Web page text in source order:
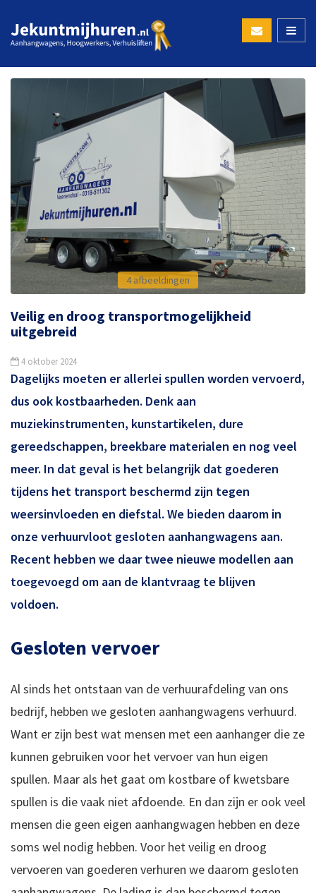
4 afbeeldingen
Veilig en droog transportmogelijkheid
uitgebreid
4 oktober 2024
Dagelijks moeten er allerlei spullen worden vervoerd,
dus ook kostbaarheden. Denk aan
muziekinstrumenten, kunstartikelen, dure
gereedschappen, breekbare materialen en nog veel
meer. In dat geval is het belangrijk dat goederen
tijdens het transport beschermd zijn tegen
weersinvloeden en diefstal. We bieden daarom in
onze verhuurvloot gesloten aanhangwagens aan.
Recent hebben we daar twee nieuwe modellen aan
toegevoegd om aan de klantvraag te blijven
voldoen.
Gesloten vervoer
Al sinds het ontstaan van de verhuurafdeling van ons
bedrijf, hebben we gesloten aanhangwagens verhuurd.
Want er zijn best wat mensen met een aanhanger die ze
kunnen gebruiken voor het vervoer van hun eigen
spullen. Maar als het gaat om kostbare of kwetsbare
spullen is die vaak niet afdoende. En dan zijn er ook veel
mensen die geen eigen aanhangwagen hebben en deze
soms wel nodig hebben. Voor het veilig en droog
vervoeren van goederen verhuren we daarom gesloten